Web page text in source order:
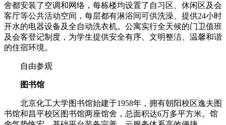
舍都安装了空调和网络，每栋楼均设置了自习区、休闲区及会
客厅等公共活动空间，每层都有淋浴间可供洗澡、提供24小时
开水的电器设备及全自动洗衣机。公寓实行全天候的门卫值班
及会客登记制度，为学生提供安全有序、文明整洁、温馨和谐
的住宿环境。
自由参观
图书馆
北京化工大学图书馆始建于1958年，拥有朝阳校区逸夫图
书馆和昌平校区图书馆两座馆舍，总面积达6万多平方米。馆